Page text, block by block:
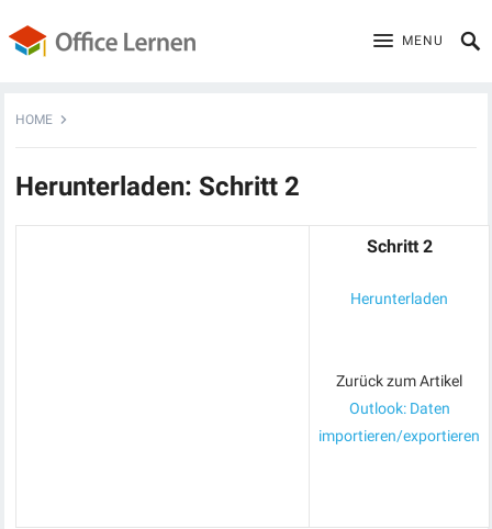
MENU
HOME
Herunterladen: Schritt 2
Schritt 2
Herunterladen
Zurück zum Artikel
Outlook: Daten
importieren/exportieren